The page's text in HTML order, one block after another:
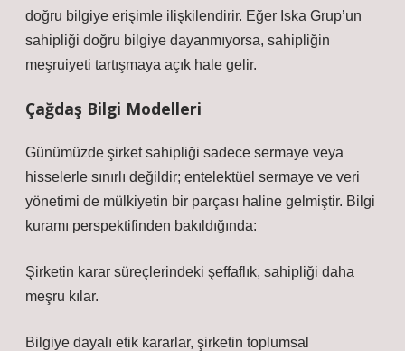
doğru bilgiye erişimle ilişkilendirir. Eğer Iska Grup’un
sahipliği doğru bilgiye dayanmıyorsa, sahipliğin
meşruiyeti tartışmaya açık hale gelir.
Çağdaş Bilgi Modelleri
Günümüzde şirket sahipliği sadece sermaye veya
hisselerle sınırlı değildir; entelektüel sermaye ve veri
yönetimi de mülkiyetin bir parçası haline gelmiştir. Bilgi
kuramı perspektifinden bakıldığında:
Şirketin karar süreçlerindeki şeffaflık, sahipliği daha
meşru kılar.
Bilgiye dayalı etik kararlar, şirketin toplumsal